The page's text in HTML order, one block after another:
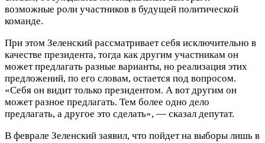
возможные роли участников в будущей политической
команде.
При этом Зеленский рассматривает себя исключительно в
качестве президента, тогда как другим участникам он
может предлагать разные варианты, но реализация этих
предложений, по его словам, остается под вопросом.
«Себя он видит только президентом. А вот другим он
может разное предлагать. Тем более одно дело
предлагать, а другое это сделать», — сказал депутат.
В феврале Зеленский заявил, что пойдет на выборы лишь в